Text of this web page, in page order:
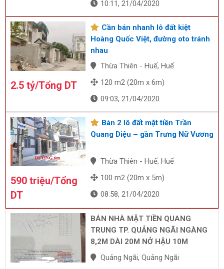
10:11, 21/04/2020
2.5 tỷ/Tổng DT
Cần bán nhanh lô đất kiệt
Hoàng Quốc Việt, đường oto tránh
nhau
Thừa Thiên - Huế, Huế
120 m2 (20m x 6m)
09:03, 21/04/2020
590 triệu/Tổng
DT
Bán 2 lô đất mặt tiền Trần
Quang Diệu – gần Trưng Nữ Vương
Thừa Thiên - Huế, Huế
100 m2 (20m x 5m)
08:58, 21/04/2020
BÁN NHÀ MẶT TIỀN QUANG
TRUNG TP. QUẢNG NGÃI NGÀNG
8,2M DÀI 20M NỞ HẬU 10M
Quảng Ngãi, Quảng Ngãi